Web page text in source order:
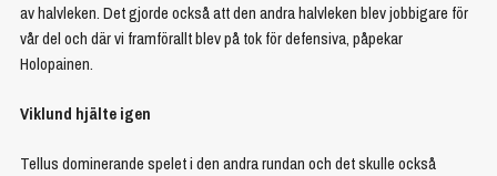
av halvleken. Det gjorde också att den andra halvleken blev jobbigare för
vår del och där vi framförallt blev på tok för defensiva, påpekar
Holopainen.
Viklund hjälte igen
Tellus dominerande spelet i den andra rundan och det skulle också